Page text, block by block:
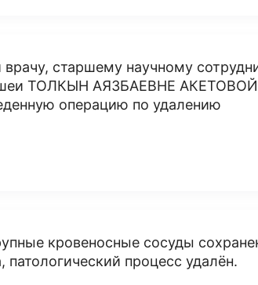
старшему научному
шеи ТОЛКЫН АЯЗБАЕВНЕ АКЕТОВОЙ
операцию по удалению
кровеносные сосуды
процесс удалён.